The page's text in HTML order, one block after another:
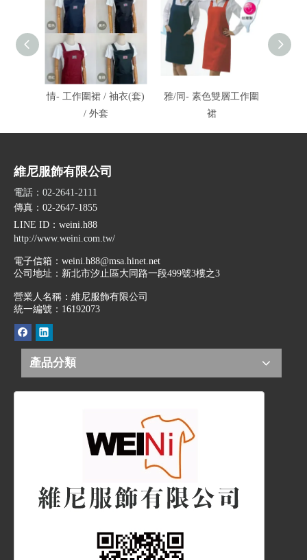
情- 工作圍裙 / 袖衣(套)
/ 外套
雅/同- 素色雙層工作圍
裙
維尼服飾有限公司
電話：02-2641-2111
傳真：02-2647-1855
LINE ID ：weini.h88
http://www.weini.com.tw/
電子信箱： weini.h88@msa.hinet.net
公司地址： 新北市汐止區大同路一段499號3樓之3
營業人名稱：維尼服飾有限公司
統一編號：16192073
產品分類